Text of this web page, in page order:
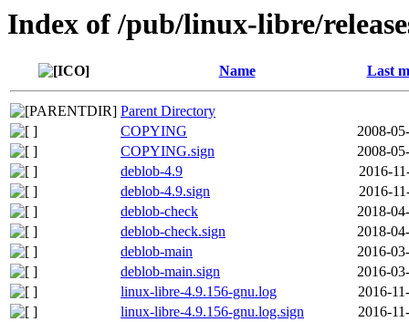
Index of /pub/linux-libre/
Name Last
Parent Directory
COPYING
2008-
COPYING.sign
2008-
deblob-4.9
2016-
deblob-4.9.sign
2016-
deblob-check
2018-
deblob-check.sign
2018-
deblob-main
2016-
deblob-main.sign
2016-
linux-libre-4.9.156-gnu.log
2016-
linux-libre-4.9.156-gnu.log.sign
2016-